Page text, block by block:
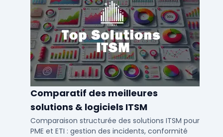
Comparatif des meilleures
solutions & logiciels ITSM
Comparaison structurée des solutions ITSM pour
PME et ETI : gestion des incidents, conformité